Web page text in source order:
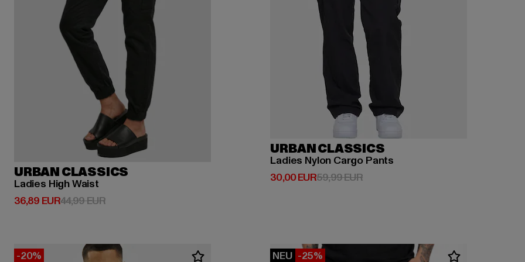
URBAN CLASSICS
Ladies High Waist
36,89 EUR
Derzeitiger Preis: 36,89 EUR
44,99 EURAktionspreis: 44,99 EUR
URBAN CLASSICS
Ladies Nylon Cargo Pants
30,00 EUR
Derzeitiger Preis: 30,00 EUR
59,99 EURAktionspreis: 59,99 EUR
-20% NEU -25%